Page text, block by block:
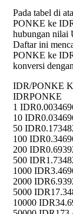
Pada tabel di
PONKE ke
hubungan nilai
Daftar ini
PONKE ke
konversi
IDR/PONKE
IDRPONKE
1 IDR
10 IDR
50 IDR
100 IDR
200 IDR
500 IDR
1000 IDR
2000 IDR
5000 IDR
10000 IDR